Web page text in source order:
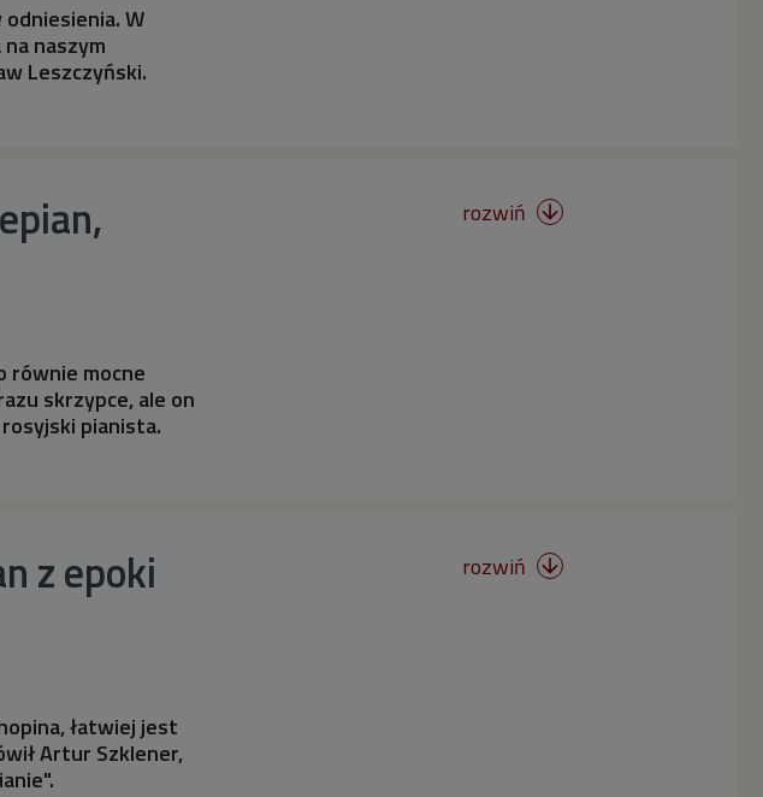
W
naszym
Leszczyński.
równie mocne
skrzypce, ale on
pianista.
rozwiń 
z epoki
łatwiej jest
Artur Szklener,
rozwiń 